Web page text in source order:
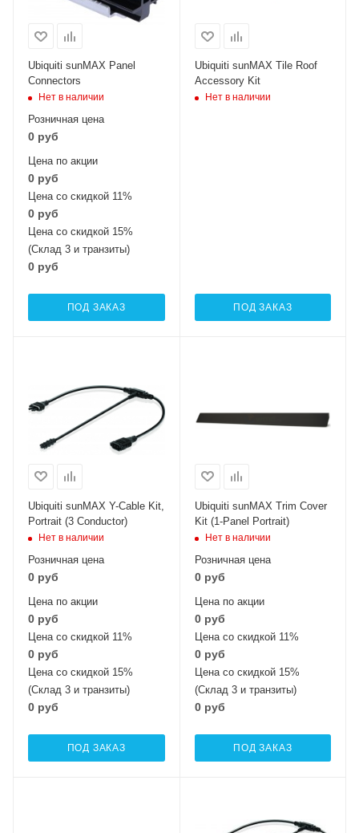
Ubiquiti sunMAX Panel
Connectors
Нет в наличии
Розничная цена
0 руб
Цена по акции
0 руб
Цена со скидкой 11%
0 руб
Цена со скидкой 15%
(Склад 3 и транзиты)
0 руб
ПОД ЗАКАЗ
Ubiquiti sunMAX Tile Roof
Accessory Kit
Нет в наличии
ПОД ЗАКАЗ
Ubiquiti sunMAX Y-Cable Kit,
Portrait (3 Conductor)
Нет в наличии
Розничная цена
0 руб
Цена по акции
0 руб
Цена со скидкой 11%
0 руб
Цена со скидкой 15%
(Склад 3 и транзиты)
0 руб
ПОД ЗАКАЗ
Ubiquiti sunMAX Trim Cover
Kit (1-Panel Portrait)
Нет в наличии
Розничная цена
0 руб
Цена по акции
0 руб
Цена со скидкой 11%
0 руб
Цена со скидкой 15%
(Склад 3 и транзиты)
0 руб
ПОД ЗАКАЗ